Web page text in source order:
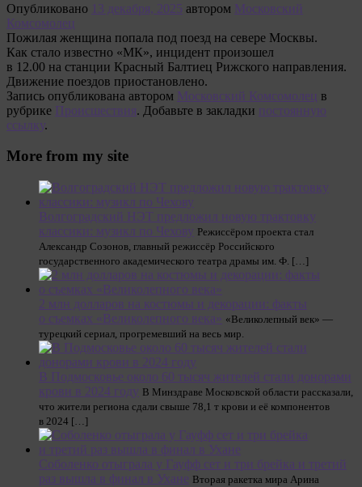
Опубликовано 13 декабря, 2025 автором Московский
Комсомолец
Пожилая женщина попала под поезд на севере Москвы.
Как стало известно «МК», инцидент произошел
в 12.00 на станции Красный Балтиец Рижского направления.
Движение поездов приостановлено.
Запись опубликована автором Московский Комсомолец в
рубрике Происшествия. Добавьте в закладки постоянную
ссылку.
More from my site
Волгоградский НЭТ предложил новую трактовку
классики: музикл по Чехову Режиссёром проекта стал
Александр Созонов, главный режиссёр Российского
государственного академического театра драмы им. Ф. […]
2 млн долларов на костюмы и декорации: факты
о съемках «Великолепного века» «Великолепный век» —
турецкий сериал, прогремевший на весь мир.
В Подмосковье около 60 тысяч жителей стали донорами
крови в 2024 году В Минздраве Московской области рассказали,
что жители региона сдали свыше 78,1 т крови и её компонентов
в 2024 […]
Соболенко отыграла у Гауфф сет и три брейка и третий
раз вышла в финал в Ухане Вторая ракетка мира Арина